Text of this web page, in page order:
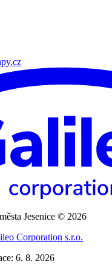
Jesenice © 2026
Corporation s.r.o.
6. 8. 2026